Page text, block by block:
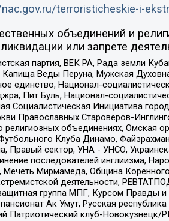
terroristicheskie-i-
объединений и
или запрете
партия, ВЕК РА, Рада земли
Веды Перуна, Мужская
единство, Национал-
Пит Буль, Национал-
Социалистическая Инициатива
Православных Староверов-
религиозных объединениях, Омская
Клуба Динамо,
Правый сектор, УНА - УНСО,
последователей инглиизма,
Мечеть Мирмамеда, Община
деятельности,
группа МПГ, Курсом Правды и
Ак Умут, Русская
Патриотический клуб-